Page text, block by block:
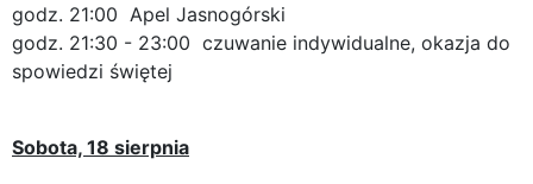
godz. 21:00 Apel Jasnogórski
godz. 21:30 - 23:00 czuwanie indywidualne, okazja do
spowiedzi świętej
Sobota, 18 sierpnia